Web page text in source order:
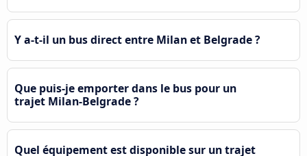
Y a-t-il un bus direct entre Milan et Belgrade ?
Que puis-je emporter dans le bus pour un
trajet Milan-Belgrade ?
Quel équipement est disponible sur un trajet